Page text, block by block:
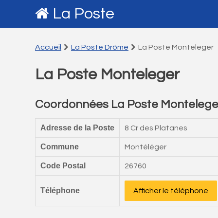
La Poste
Accueil La Poste Drôme La Poste Monteleger
La Poste Monteleger
Coordonnées La Poste
Adresse de la Poste 8 Cr des Platanes
Commune Montéléger
Code Postal 26760
Téléphone Afficher le téléphone